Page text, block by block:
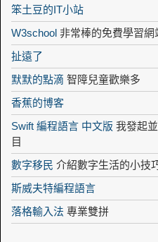
笨土豆的IT小站
W3school 非常棒的免費學習網
扯遠了
默默的點滴 智障兒童歡樂多
香蕉的博客
Swift 編程語言 中文版 我發起
目
數字移民 介紹數字生活的小技
斯威夫特編程語言
落格輸入法 專業雙拼